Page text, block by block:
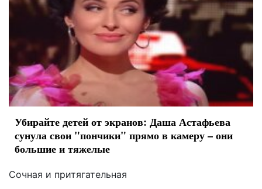
Убирайте детей от экранов: Даша Астафьева
сунула свои "пончики" прямо в камеру – они
большие и тяжелые
Сочная и притягательная